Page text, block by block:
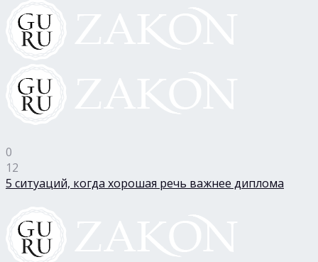
0
12
5 ситуаций, когда хорошая речь важнее диплома